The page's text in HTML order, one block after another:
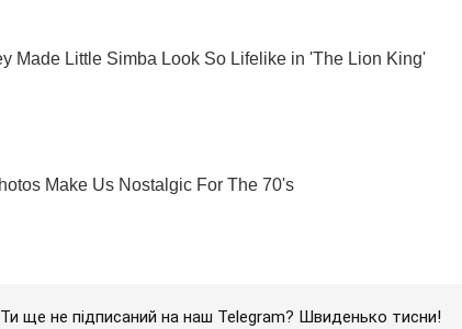
Ти ще не підписаний на наш Telegram? Швиденько тисни!